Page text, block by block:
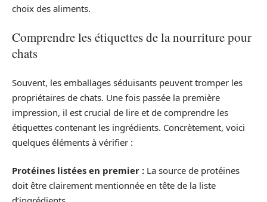
choix des aliments.
Comprendre les étiquettes de la nourriture pour
chats
Souvent, les emballages séduisants peuvent tromper les
propriétaires de chats. Une fois passée la première
impression, il est crucial de lire et de comprendre les
étiquettes contenant les ingrédients. Concrètement, voici
quelques éléments à vérifier :
Protéines listées en premier : La source de protéines
doit être clairement mentionnée en tête de la liste